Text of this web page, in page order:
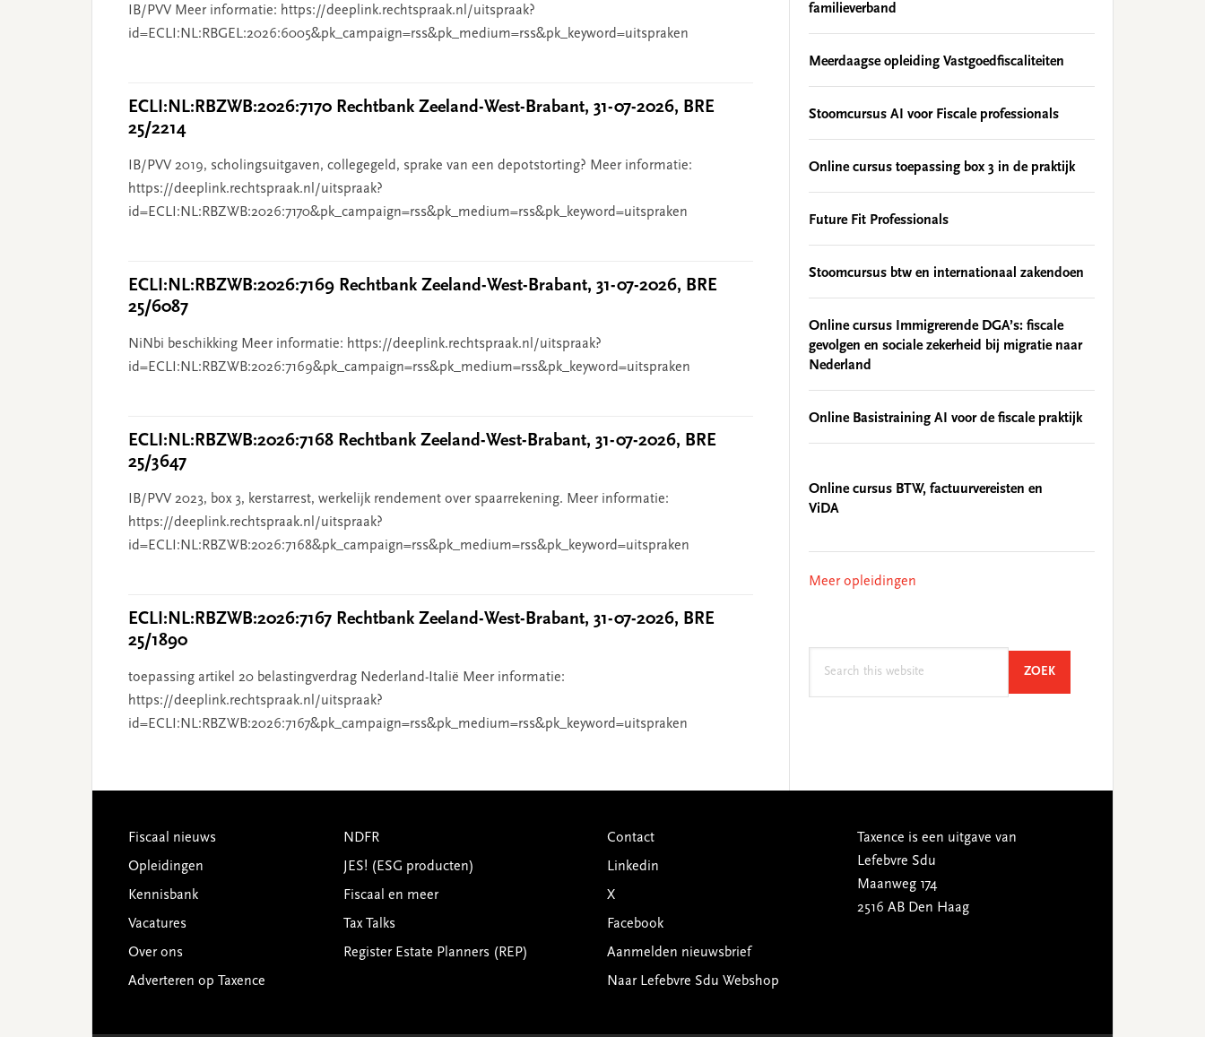
IB/PVV Meer informatie: https://deeplink.rechtspraak.nl/uitspraak?
id=ECLI:NL:RBGEL:2026:6005&pk_campaign=rss&pk_medium=rss&pk_keyword=uitspraken
ECLI:NL:RBZWB:2026:7170 Rechtbank Zeeland-West-Brabant, 31-07-2026, BRE
25/2214
IB/PVV 2019, scholingsuitgaven, collegegeld, sprake van een depotstorting? Meer informatie:
https://deeplink.rechtspraak.nl/uitspraak?
id=ECLI:NL:RBZWB:2026:7170&pk_campaign=rss&pk_medium=rss&pk_keyword=uitspraken
ECLI:NL:RBZWB:2026:7169 Rechtbank Zeeland-West-Brabant, 31-07-2026, BRE
25/6087
NiNbi beschikking Meer informatie: https://deeplink.rechtspraak.nl/uitspraak?
id=ECLI:NL:RBZWB:2026:7169&pk_campaign=rss&pk_medium=rss&pk_keyword=uitspraken
ECLI:NL:RBZWB:2026:7168 Rechtbank Zeeland-West-Brabant, 31-07-2026, BRE
25/3647
IB/PVV 2023, box 3, kerstarrest, werkelijk rendement over spaarrekening. Meer informatie:
https://deeplink.rechtspraak.nl/uitspraak?
id=ECLI:NL:RBZWB:2026:7168&pk_campaign=rss&pk_medium=rss&pk_keyword=uitspraken
ECLI:NL:RBZWB:2026:7167 Rechtbank Zeeland-West-Brabant, 31-07-2026, BRE
25/1890
toepassing artikel 20 belastingverdrag Nederland-Italië Meer informatie:
https://deeplink.rechtspraak.nl/uitspraak?
id=ECLI:NL:RBZWB:2026:7167&pk_campaign=rss&pk_medium=rss&pk_keyword=uitspraken
familieverband
Meerdaagse opleiding Vastgoedfiscaliteiten
Stoomcursus AI voor Fiscale professionals
Online cursus toepassing box 3 in de praktijk
Future Fit Professionals
Stoomcursus btw en internationaal zakendoen
Online cursus Immigrerende DGA’s: fiscale
gevolgen en sociale zekerheid bij migratie naar
Nederland
Online Basistraining AI voor de fiscale praktijk
Online cursus BTW, factuurvereisten en
ViDA
Meer opleidingen
ZOEKSEARCH
Footer
Fiscaal nieuws
Opleidingen
Kennisbank
Vacatures
Over ons
Adverteren op Taxence
NDFR
JES! (ESG producten)
Fiscaal en meer
Tax Talks
Register Estate Planners (REP)
Contact
Linkedin
X
Facebook
Aanmelden nieuwsbrief
Naar Lefebvre Sdu Webshop
Taxence is een uitgave van
Lefebvre Sdu
Maanweg 174
2516 AB Den Haag